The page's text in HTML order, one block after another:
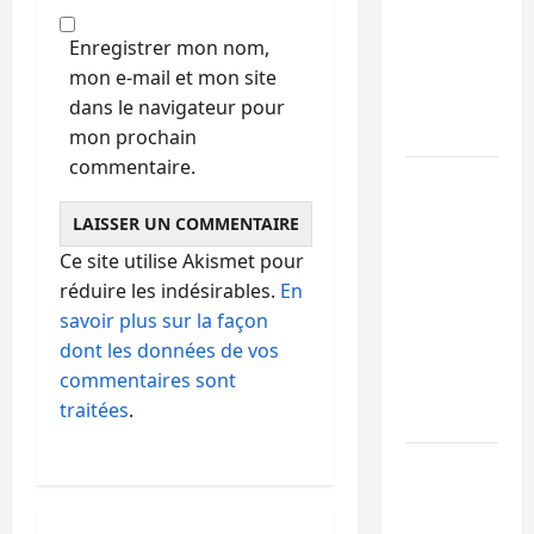
Enregistrer mon nom,
mon e-mail et mon site
dans le navigateur pour
mon prochain
commentaire.
Ce site utilise Akismet pour
réduire les indésirables. En
savoir plus sur la façon
dont les données de vos
commentaires sont
traitées.